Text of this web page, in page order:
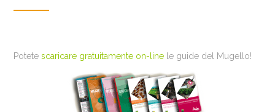
Potetescaricare gratuitamente on-line le guide del Mugello!